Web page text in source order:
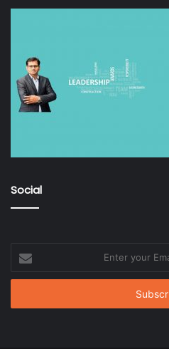
Social
your
Email